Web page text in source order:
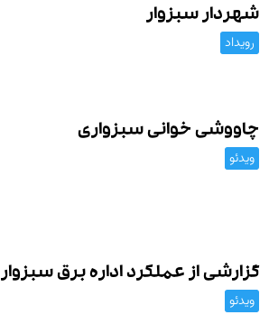
شهردار سبزوار
رویداد
چاووشی خوانی سبزواری
ویدئو
گزارشی از عملکرد اداره برق سبزوار
ویدئو